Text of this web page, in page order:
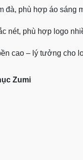
đà, phù hợp áo sáng
nét, phù hợp logo
cao – lý tưởng cho
Zumi